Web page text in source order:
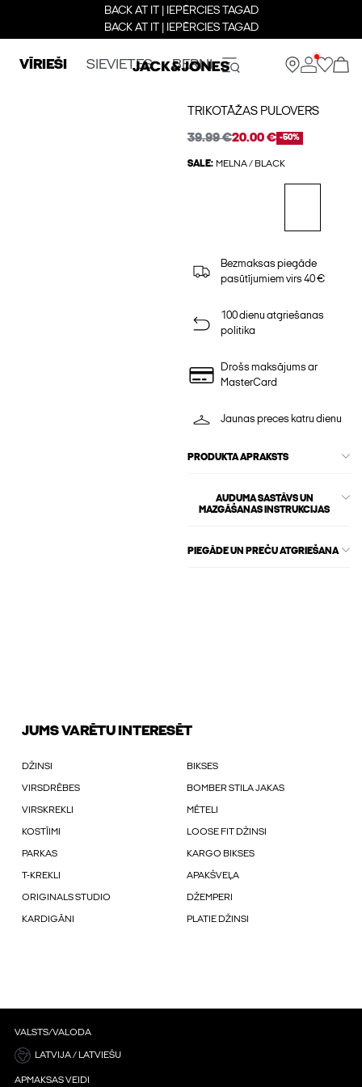
BACK AT IT | IEPĒRCIES TAGAD
BACK AT IT | IEPĒRCIES TAGAD
VĪRIEŠI SIEVIETES BERNI
TRIKOTĀŽAS PULOVERS
39.99 €20.00 € -50%
SALE: MELNA / BLACK
Bezmaksas piegāde
pasūtījumiem virs 40 €
100 dienu atgriešanas
politika
Drošs maksājums ar
MasterCard
Jaunas preces katru dienu
PRODUKTA APRAKSTS
AUDUMA SASTĀVS UN
MAZGĀŠANAS INSTRUKCIJAS
PIEGĀDE UN PREČU ATGRIEŠANA
JUMS VARĒTU INTERESĒT
DŽINSI BIKSES
VIRSDRĒBES BOMBER STILA JAKAS
VIRSKREKLI MĒTELI
KOSTĪIMI LOOSE FIT DŽINSI
PARKAS KARGO BIKSES
T-KREKLI APAKŠVEĻA
ORIGINALS STUDIO DŽEMPERI
KARDIGĀNI PLATIE DŽINSI
VALSTS/VALODA
LATVIJA / LATVIEŠU
APMAKSAS VEIDI